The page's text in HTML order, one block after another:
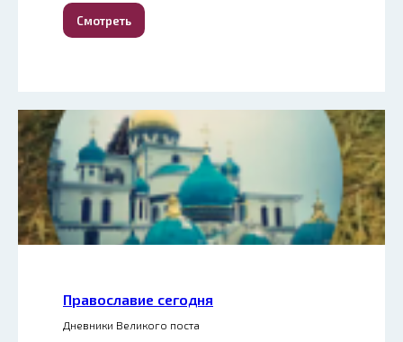
Смотреть
Православие сегодня
Дневники Великого поста